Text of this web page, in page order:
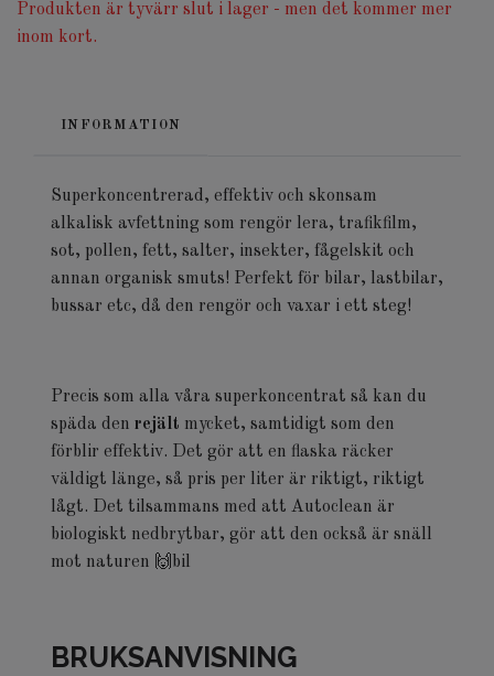
Produkten är tyvärr slut i lager - men det kommer mer
inom kort.
INFORMATION
Superkoncentrerad, effektiv och skonsam
alkalisk avfettning som rengör lera, trafikfilm,
sot, pollen, fett, salter, insekter, fågelskit och
annan organisk smuts! Perfekt för bilar, lastbilar,
bussar etc, då den rengör och vaxar i ett steg!
Precis som alla våra superkoncentrat så kan du
späda den rejält mycket, samtidigt som den
förblir effektiv. Det gör att en flaska räcker
väldigt länge, så pris per liter är riktigt, riktigt
lågt. Det tilsammans med att Autoclean är
biologiskt nedbrytbar, gör att den också är snäll
mot naturen 🙌bil
BRUKSANVISNING